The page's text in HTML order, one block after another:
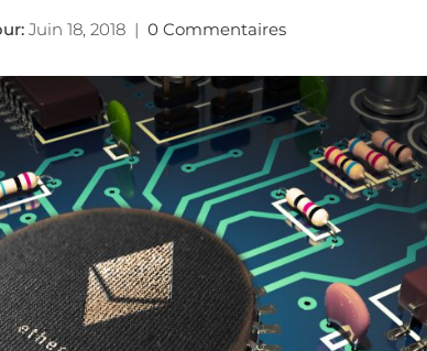
Juin 18, 2018 | 0 Commentaires